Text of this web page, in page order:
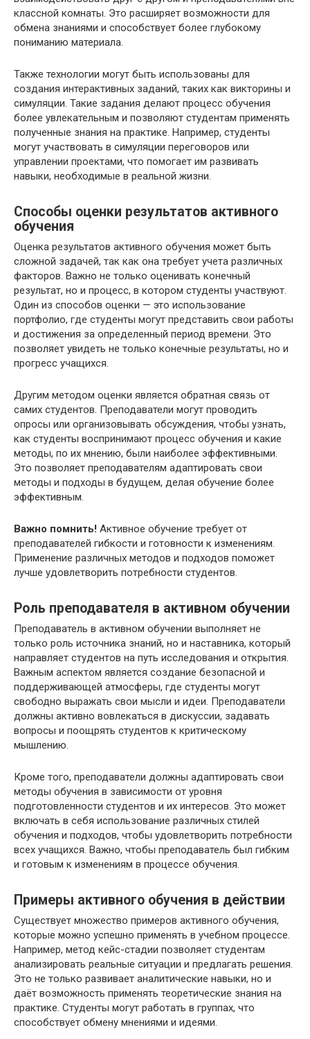
классной комнаты. Это расширяет возможности для
обмена знаниями и способствует более глубокому
пониманию материала.
Также технологии могут быть использованы для
создания интерактивных заданий, таких как викторины и
симуляции. Такие задания делают процесс обучения
более увлекательным и позволяют студентам применять
полученные знания на практике. Например, студенты
могут участвовать в симуляции переговоров или
управлении проектами, что помогает им развивать
навыки, необходимые в реальной жизни.
Способы оценки результатов активного
обучения
Оценка результатов активного обучения может быть
сложной задачей, так как она требует учета различных
факторов. Важно не только оценивать конечный
результат, но и процесс, в котором студенты участвуют.
Один из способов оценки — это использование
портфолио, где студенты могут представить свои работы
и достижения за определенный период времени. Это
позволяет увидеть не только конечные результаты, но и
прогресс учащихся.
Другим методом оценки является обратная связь от
самих студентов. Преподаватели могут проводить
опросы или организовывать обсуждения, чтобы узнать,
как студенты воспринимают процесс обучения и какие
методы, по их мнению, были наиболее эффективными.
Это позволяет преподавателям адаптировать свои
методы и подходы в будущем, делая обучение более
эффективным.
Важно помнить! Активное обучение требует от
преподавателей гибкости и готовности к изменениям.
Применение различных методов и подходов поможет
лучше удовлетворить потребности студентов.
Роль преподавателя в активном обучении
Преподаватель в активном обучении выполняет не
только роль источника знаний, но и наставника, который
направляет студентов на путь исследования и открытия.
Важным аспектом является создание безопасной и
поддерживающей атмосферы, где студенты могут
свободно выражать свои мысли и идеи. Преподаватели
должны активно вовлекаться в дискуссии, задавать
вопросы и поощрять студентов к критическому
мышлению.
Кроме того, преподаватели должны адаптировать свои
методы обучения в зависимости от уровня
подготовленности студентов и их интересов. Это может
включать в себя использование различных стилей
обучения и подходов, чтобы удовлетворить потребности
всех учащихся. Важно, чтобы преподаватель был гибким
и готовым к изменениям в процессе обучения.
Примеры активного обучения в действии
Существует множество примеров активного обучения,
которые можно успешно применять в учебном процессе.
Например, метод кейс-стадии позволяет студентам
анализировать реальные ситуации и предлагать решения.
Это не только развивает аналитические навыки, но и
даёт возможность применять теоретические знания на
практике. Студенты могут работать в группах, что
способствует обмену мнениями и идеями.